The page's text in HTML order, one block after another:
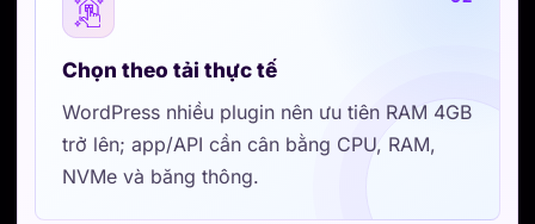
Chọn theo tải thực tế
WordPress nhiều plugin nên ưu tiên RAM 4GB
trở lên; app/API cần cân bằng CPU, RAM,
NVMe và băng thông.